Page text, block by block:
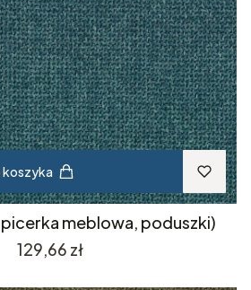
koszyka
meblowa, poduszki)
Cena
129,66 zł